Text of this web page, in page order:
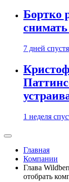
Бортко
7 дней спустя
1 неделя
Главная
Компании
Глава
отобрать